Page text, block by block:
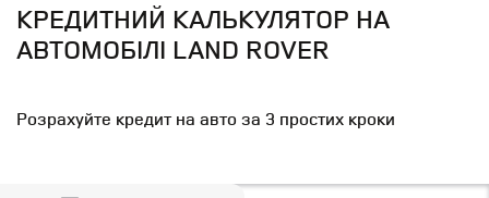
КРЕДИТНИЙ КАЛЬКУЛЯТОР НА
АВТОМОБІЛІ LAND ROVER
Розрахуйте кредит на авто за 3 простих кроки